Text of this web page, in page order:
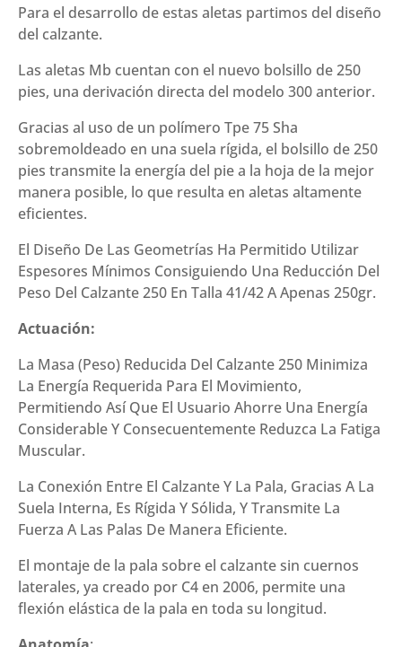
Para el desarrollo de estas aletas partimos del diseño
del calzante.
Las aletas Mb cuentan con el nuevo bolsillo de 250
pies, una derivación directa del modelo 300 anterior.
Gracias al uso de un polímero Tpe 75 Sha
sobremoldeado en una suela rígida, el bolsillo de 250
pies transmite la energía del pie a la hoja de la mejor
manera posible, lo que resulta en aletas altamente
eficientes.
El Diseño De Las Geometrías Ha Permitido Utilizar
Espesores Mínimos Consiguiendo Una Reducción Del
Peso Del Calzante 250 En Talla 41/42 A Apenas 250gr.
Actuación:
La Masa (Peso) Reducida Del Calzante 250 Minimiza
La Energía Requerida Para El Movimiento,
Permitiendo Así Que El Usuario Ahorre Una Energía
Considerable Y Consecuentemente Reduzca La Fatiga
Muscular.
La Conexión Entre El Calzante Y La Pala, Gracias A La
Suela Interna, Es Rígida Y Sólida, Y Transmite La
Fuerza A Las Palas De Manera Eficiente.
El montaje de la pala sobre el calzante sin cuernos
laterales, ya creado por C4 en 2006, permite una
flexión elástica de la pala en toda su longitud.